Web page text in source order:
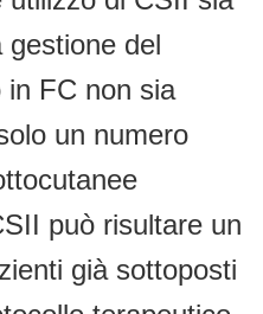
gestione del
in FC non sia
un numero
può risultare un
già sottoposti